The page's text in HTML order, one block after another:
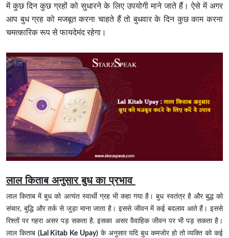
में कुछ दिन कुछ ग्रहों को सुधारने के लिए उपयोगी माने जाते हैं। ऐसे में अगर
आप बुध ग्रह को मजबूत करना चाहते हैं तो बुधवार के दिन कुछ काम करना
चमत्कारिक रूप से फायदेमंद रहेगा।
लाल किताब अनुसार बुध का प्रभाव
लाल किताब में बुध को अत्यंत स्वार्थी ग्रह भी कहा गया है। बुध स्वतंत्र है और बुद्ध को
संचार, बुद्धि और तर्क से जुड़ा माना जाता है। इससे जीवन में कई बदलाव आते हैं। इससे
रिश्तों पर गहरा असर पड़ सकता है. इसका असर वैवाहिक जीवन पर भी पड़ सकता है।
लाल किताब (Lal Kitab Ke Upay) के अनुसार यदि बुध कमजोर हो तो व्यक्ति को कई